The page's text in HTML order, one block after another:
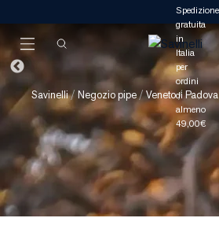
Savinelli/ Negozio pipe/Veneto/Padova